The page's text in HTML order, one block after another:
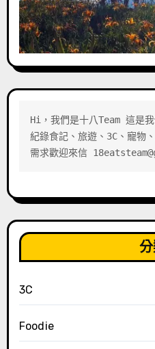
Hi，我們是十八Team 這是
紀錄食記、旅遊、3C、寵物
需求歡迎來信
3C
Foodie